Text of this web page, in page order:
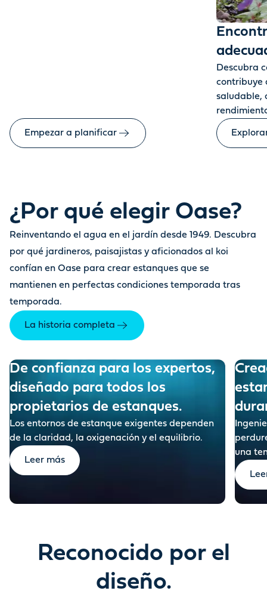
Empezar a planificar
Descubra
contribuye
saludable,
¿Por qué elegir Oase?
Reinventando el agua en el jardín desde 1949. Descubra
por qué jardineros, paisajistas y aficionados al koi
confían en Oase para crear estanques que se
mantienen en perfectas condiciones temporada tras
temporada.
La historia completa
De confianza para los expertos,
diseñado para todos los
Los entornos de estanque exigentes dependen
de la claridad, la oxigenación y el equilibrio.
Leer más
una
Reconocido por el
diseño.